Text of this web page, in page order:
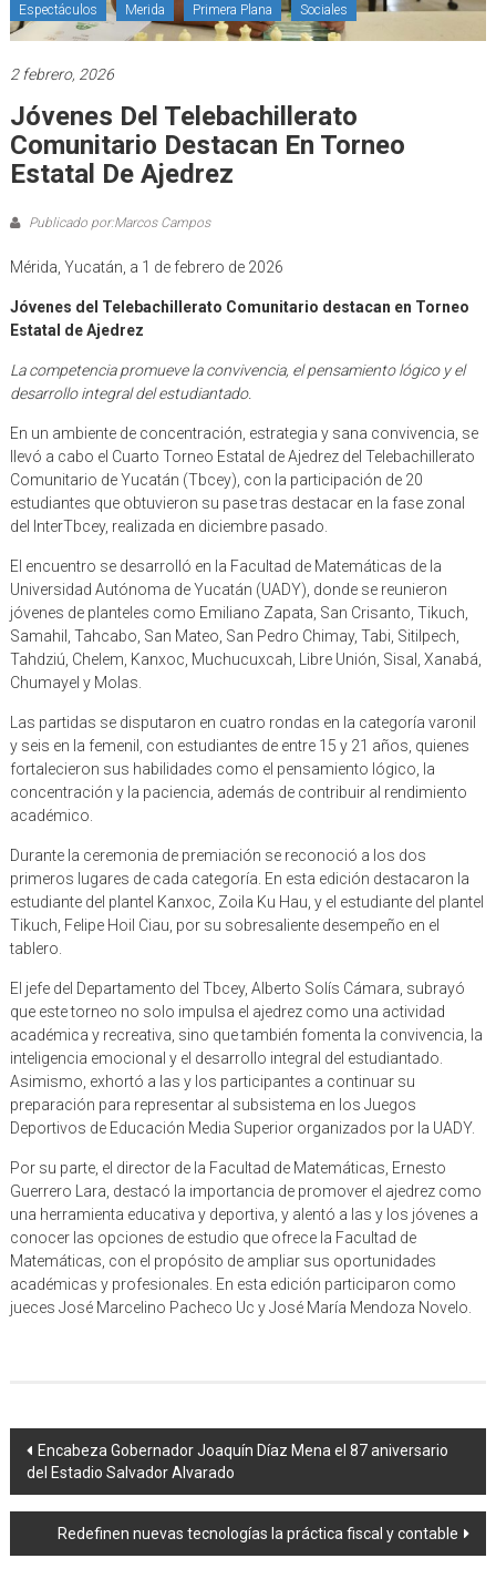
Espectáculos Merida Primera Plana Sociales
2 febrero, 2026
Jóvenes Del Telebachillerato
Comunitario Destacan En Torneo
Estatal De Ajedrez
Publicado por:Marcos Campos
Mérida, Yucatán, a 1 de febrero de 2026
Jóvenes del Telebachillerato Comunitario destacan en Torneo
Estatal de Ajedrez
La competencia promueve la convivencia, el pensamiento lógico y el
desarrollo integral del estudiantado.
En un ambiente de concentración, estrategia y sana convivencia, se
llevó a cabo el Cuarto Torneo Estatal de Ajedrez del Telebachillerato
Comunitario de Yucatán (Tbcey), con la participación de 20
estudiantes que obtuvieron su pase tras destacar en la fase zonal
del InterTbcey, realizada en diciembre pasado.
El encuentro se desarrolló en la Facultad de Matemáticas de la
Universidad Autónoma de Yucatán (UADY), donde se reunieron
jóvenes de planteles como Emiliano Zapata, San Crisanto, Tikuch,
Samahil, Tahcabo, San Mateo, San Pedro Chimay, Tabi, Sitilpech,
Tahdziú, Chelem, Kanxoc, Muchucuxcah, Libre Unión, Sisal, Xanabá,
Chumayel y Molas.
Las partidas se disputaron en cuatro rondas en la categoría varonil
y seis en la femenil, con estudiantes de entre 15 y 21 años, quienes
fortalecieron sus habilidades como el pensamiento lógico, la
concentración y la paciencia, además de contribuir al rendimiento
académico.
Durante la ceremonia de premiación se reconoció a los dos
primeros lugares de cada categoría. En esta edición destacaron la
estudiante del plantel Kanxoc, Zoila Ku Hau, y el estudiante del plantel
Tikuch, Felipe Hoil Ciau, por su sobresaliente desempeño en el
tablero.
El jefe del Departamento del Tbcey, Alberto Solís Cámara, subrayó
que este torneo no solo impulsa el ajedrez como una actividad
académica y recreativa, sino que también fomenta la convivencia, la
inteligencia emocional y el desarrollo integral del estudiantado.
Asimismo, exhortó a las y los participantes a continuar su
preparación para representar al subsistema en los Juegos
Deportivos de Educación Media Superior organizados por la UADY.
Por su parte, el director de la Facultad de Matemáticas, Ernesto
Guerrero Lara, destacó la importancia de promover el ajedrez como
una herramienta educativa y deportiva, y alentó a las y los jóvenes a
conocer las opciones de estudio que ofrece la Facultad de
Matemáticas, con el propósito de ampliar sus oportunidades
académicas y profesionales. En esta edición participaron como
jueces José Marcelino Pacheco Uc y José María Mendoza Novelo.
Navegación
de
entrada
Encabeza Gobernador Joaquín Díaz Mena el 87 aniversario
del Estadio Salvador Alvarado
Redefinen nuevas tecnologías la práctica fiscal y contable